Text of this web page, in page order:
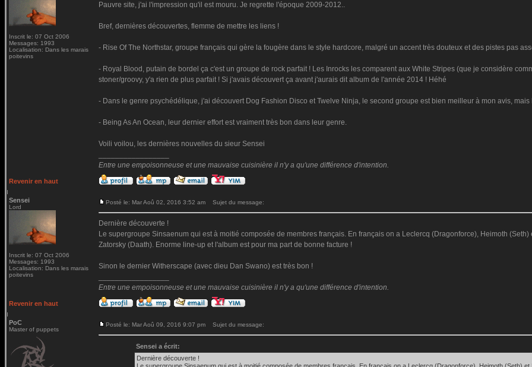
Inscrit le: 07 Oct 2006
Messages: 1993
Localisation: Dans les marais
poitevins
Pauvre site, j'ai l'impression qu'il est mouru. Je regrette l'époque 2009-2012..
Bref, dernières découvertes, flemme de mettre les liens !
- Rise Of The Northstar, groupe français qui gère la fougère dans le style hardcore, malgré un accent très douteux et des pistes pas
- Royal Blood, putain de bordel ça c'est un groupe de rock parfait ! Les Inrocks les comparent aux White Stripes (que je considère
stoner/groovy, y'a rien de plus parfait ! Si j'avais découvert ça avant j'aurais dit album de l'année 2014 ! Héhé
- Dans le genre psychédélique, j'ai découvert Dog Fashion Disco et Twelve Ninja, le second groupe est bien meilleur à mon avis,
- Being As An Ocean, leur dernier effort est vraiment très bon dans leur genre.
Voili voilou, les dernières nouvelles du sieur Sensei
Entre une empoisonneuse et une mauvaise cuisinière il n'y a qu'une différence d'intention.
Revenir en haut
Sensei
Lord
Inscrit le: 07 Oct 2006
Messages: 1993
Localisation: Dans les marais
poitevins
Posté le: Mar Aoû 02, 2016 3:52 am Sujet du message:
Dernière découverte !
Le supergroupe Sinsaenum qui est à moitié composée de membres français. En français on a Leclercq (Dragonforce), Heimoth
Zatorsky (Daath). Enorme line-up et l'album est pour ma part de bonne facture !
Sinon le dernier Witherscape (avec dieu Dan Swano) est très bon !
Entre une empoisonneuse et une mauvaise cuisinière il n'y a qu'une différence d'intention.
Revenir en haut
PoC
Master of puppets
Posté le: Mar Aoû 09, 2016 9:07 pm Sujet du message:
Sensei a écrit:
Dernière découverte !